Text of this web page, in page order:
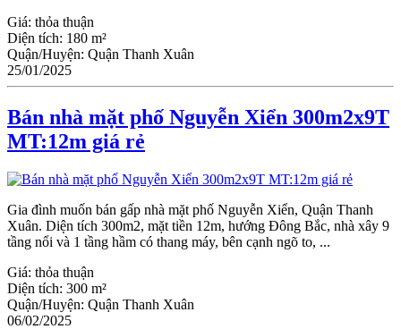
Giá: thỏa thuận
Diện tích: 180 m²
Quận/Huyện: Quận Thanh Xuân
25/01/2025
Bán nhà mặt phố Nguyễn Xiển 300m2x9T
MT:12m giá rẻ
Gia đình muốn bán gấp nhà mặt phố Nguyễn Xiển, Quận Thanh
Xuân. Diện tích 300m2, mặt tiền 12m, hướng Đông Bắc, nhà xây 9
tầng nổi và 1 tầng hầm có thang máy, bên cạnh ngõ to, ...
Giá: thỏa thuận
Diện tích: 300 m²
Quận/Huyện: Quận Thanh Xuân
06/02/2025